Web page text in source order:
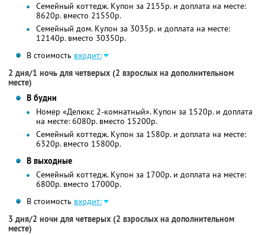
Семейный коттедж. Купон за 2155р. и доплата на месте:
8620р. вместо 21550р.
Семейный дом. Купон за 3035р. и доплата на месте:
12140р. вместо 30350р.
В стоимость входит:
2 дня/1 ночь для четверых (2 взрослых на дополнительном
месте)
В будни
Номер «Делюкс 2-комнатный». Купон за 1520р. и доплата
на месте: 6080р. вместо 15200р.
Семейный коттедж. Купон за 1580р. и доплата на месте:
6320р. вместо 15800р.
В выходные
Семейный коттедж. Купон за 1700р. и доплата на месте:
6800р. вместо 17000р.
В стоимость входит:
3 дня/2 ночи для четверых (2 взрослых на дополнительном
месте)